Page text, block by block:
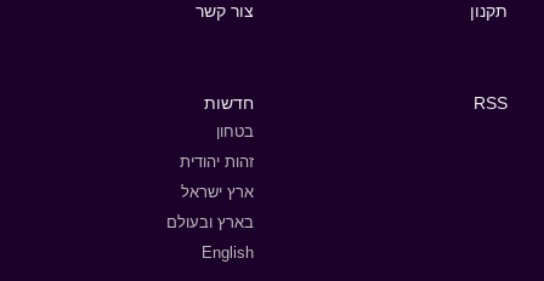
תקנון צור קשר
RSS חדשות
בטחון
זהות יהודית
ארץ ישראל
בארץ ובעולם
English